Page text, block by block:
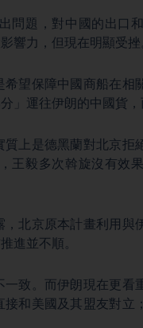
問題，對中國的出口
響力，但現在明顯受挫
望保障中國商船在相
」運往伊朗的中國貨，
上是德黑蘭對北京拒
王毅多次斡旋沒有效
北京原本計畫利用與
進並不順。
致。而伊朗現在更看
和美國及其盟友對立